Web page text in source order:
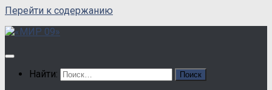
Перейти к содержанию
Найти: